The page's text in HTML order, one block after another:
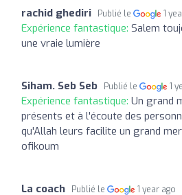
rachid ghediri Publié le 1
Expérience fantastique: Salem
une vraie lumière
Siham. Seb Seb Publié le 1
Expérience fantastique: Un grand
présents et à l'écoute des
qu'Allah leurs facilite un grand
ofikoum
La coach Publié le 1 year ago